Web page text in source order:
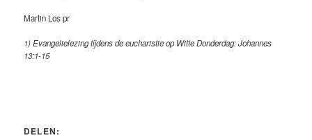
Martin Los pr
1) Evangelielezing tijdens de eucharistie op Witte Donderdag: Johannes
13:1-15
DELEN: